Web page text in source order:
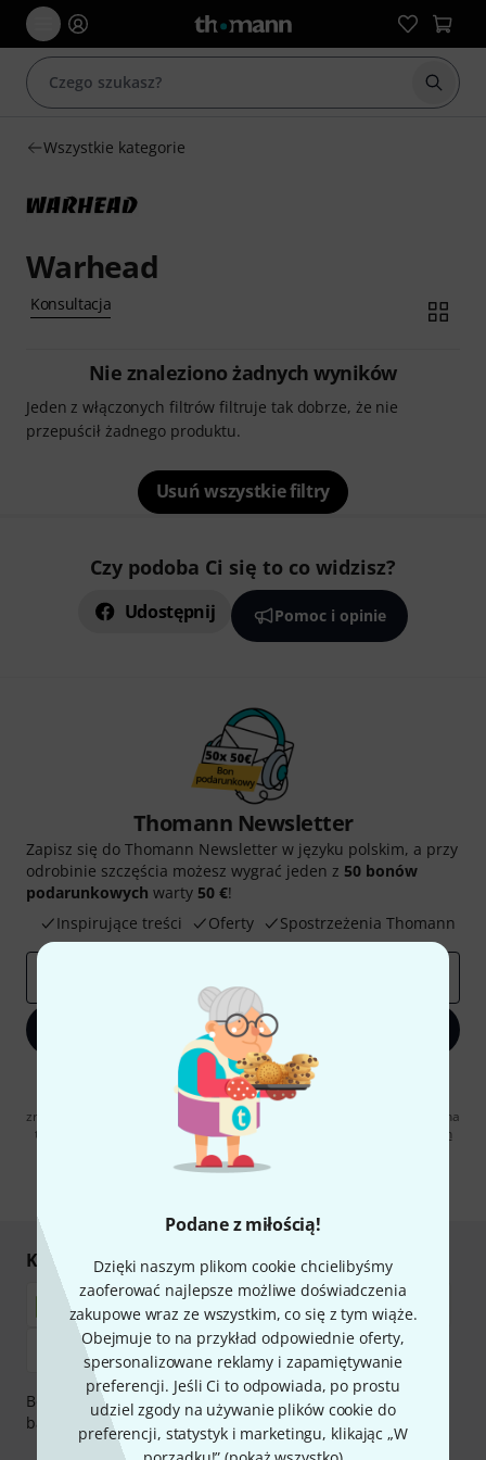
Podane z miłością!
Dzięki naszym plikom cookie chcielibyśmy
zaoferować najlepsze możliwe doświadczenia
zakupowe wraz ze wszystkim, co się z tym wiąże.
Obejmuje to na przykład odpowiednie oferty,
spersonalizowane reklamy i zapamiętywanie
preferencji. Jeśli Ci to odpowiada, po prostu
udziel zgody na używanie plików cookie do
preferencji, statystyk i marketingu, klikając „W
Wszystkie kategorie
Warhead
Konsultacja
Nie znaleziono żadnych wyników
Jeden z włączonych filtrów filtruje tak dobrze, że nie
przepuścił żadnego produktu.
Usuń wszystkie filtry
Czy podoba Ci się to co widzisz?
Udostępnij Pomoc i opinie
Thomann Newsletter
Zapisz się do Thomann Newsletter w języku polskim, a przy
odrobinie szczęścia możesz wygrać jeden z 50 bonów
podarunkowych warty 50 €!
Inspirujące treści
Oferty Spostrzeżenia Thomann
Zapisz się teraz
Klikając na „Zapisz się teraz”, wyrażasz zgodę na otrzymywanie
materialów reklamowych przesyłanych drogą elektroniczną. Możesz
zrezygnować z subskrypcji w dowolnym momencie. Więcej informacji na
temat newslettera można znaleźć w naszych
wytycznych dotyczących
ochrony danych ososbowych
Kupuj i płać bezpiecznie
Bezpieczna płatność przez Za pobraniem, Przelew
bankowy, PayPal, Blik lub Karta kredytowa.